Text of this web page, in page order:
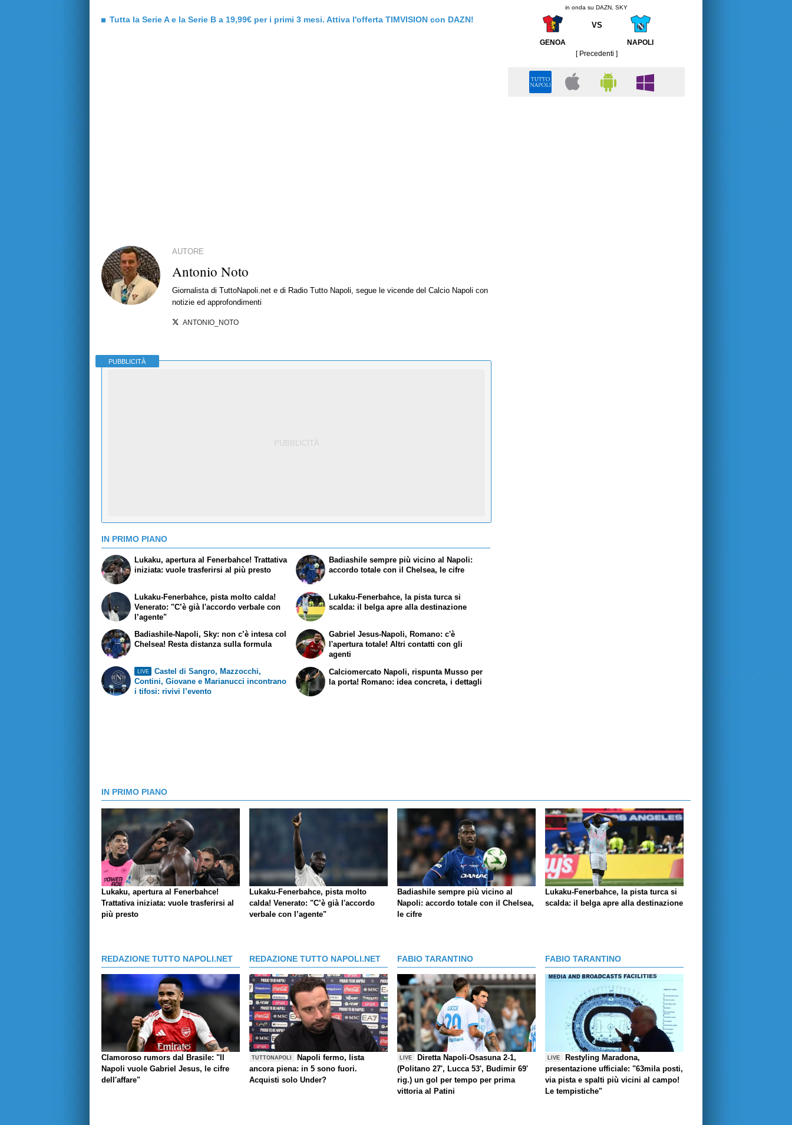
Tutta la Serie A e la Serie B a 19,99€ per i primi 3 mesi. Attiva l'offerta TIMVISION con DAZN!
AUTORE
Antonio Noto
Giornalista di TuttoNapoli.net e di Radio Tutto Napoli, segue le vicende del Calcio Napoli con
notizie ed approfondimenti
ANTONIO_NOTO
PUBBLICITÀ
IN PRIMO PIANO
Lukaku, apertura al Fenerbahce! Trattativa
iniziata: vuole trasferirsi al più presto
Lukaku-Fenerbahce, pista molto calda!
Venerato: "C’è già l'accordo verbale con
l’agente"
Badiashile sempre più vicino al Napoli:
accordo totale con il Chelsea, le cifre
Lukaku-Fenerbahce, la pista turca si
scalda: il belga apre alla destinazione
Badiashile-Napoli, Sky: non c’è intesa col
Chelsea! Resta distanza sulla formula
LIVE
Castel di Sangro, Mazzocchi,
Contini, Giovane e Marianucci incontrano
i tifosi: rivivi l’evento
Gabriel Jesus-Napoli, Romano: c'è
l'apertura totale! Altri contatti con gli
agenti
Calciomercato Napoli, rispunta Musso per
la porta! Romano: idea concreta, i dettagli
in onda su DAZN, SKY
VS
GENOA
NAPOLI
[ Precedenti ]
IN PRIMO PIANO
Lukaku, apertura al Fenerbahce!
Trattativa iniziata: vuole trasferirsi al
più presto
Lukaku-Fenerbahce, pista molto
calda! Venerato: "C’è già l'accordo
verbale con l’agente"
Badiashile sempre più vicino al
Napoli: accordo totale con il Chelsea,
le cifre
Lukaku-Fenerbahce, la pista turca si
scalda: il belga apre alla destinazione
REDAZIONE TUTTO NAPOLI.NET
Clamoroso rumors dal Brasile: "Il
Napoli vuole Gabriel Jesus, le cifre
dell'affare"
REDAZIONE TUTTO NAPOLI.NET
TUTTONAPOLI
Napoli fermo, lista
ancora piena: in 5 sono fuori.
Acquisti solo Under?
FABIO TARANTINO
LIVE
Diretta Napoli-Osasuna 2-1,
(Politano 27', Lucca 53', Budimir 69'
rig.) un gol per tempo per prima
vittoria al Patini
FABIO TARANTINO
LIVE
Restyling Maradona,
presentazione ufficiale: "63mila posti,
via pista e spalti più vicini al campo!
Le tempistiche"